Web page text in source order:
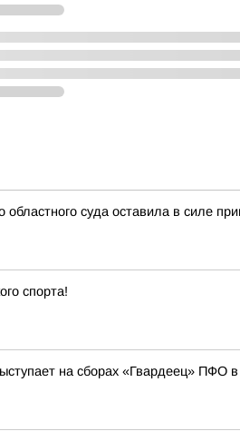
областного суда оставила в силе
спорта!
на сборах «Гвардеец» ПФО